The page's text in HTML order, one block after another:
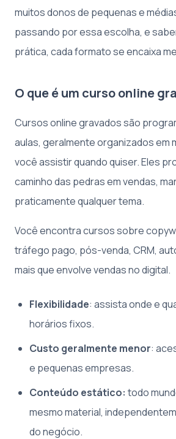
muitos donos de pequenas e
passando por essa escolha, e
prática, cada formato se encaixa
O que é um curso online
Cursos online gravados são
aulas, geralmente organizados em
você assistir quando quiser. Eles
caminho das pedras em vendas,
praticamente qualquer tema.
Você encontra cursos sobre
tráfego pago, pós-venda, CRM,
mais que envolve vendas no digital.
Flexibilidade: assista onde e
horários fixos.
Custo geralmente menor:
e pequenas empresas.
Conteúdo estático: todo
mesmo material,
do negócio.